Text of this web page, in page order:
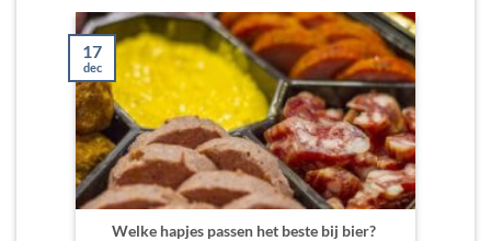
Welke hapjes passen het beste bij bier?
17
dec